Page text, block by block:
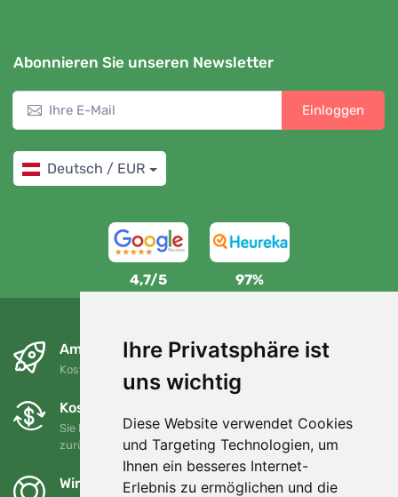
Ihre Privatsphäre ist
uns wichtig
Diese Website verwendet Cookies
und Targeting Technologien, um
Ihnen ein besseres Internet-
Erlebnis zu ermöglichen und die
Abonnieren Sie unseren Newsletter
Einloggen
Deutsch / EUR
4,7/5 97%
Am nächsten Tag und kostenlos
Kostenloser Versand für Bestellungen über 80 EUR
Kostenloser Umtausch und Rückgabe
Sie können Ihre Bestellung jederzeit innerhalb von 90 Tagen
zurückgeben oder umtauschen.
Wir unterstützen Trees.org